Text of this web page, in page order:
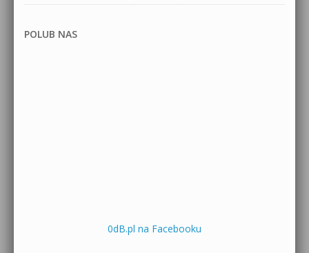
POLUB NAS
0dB.pl na Facebooku